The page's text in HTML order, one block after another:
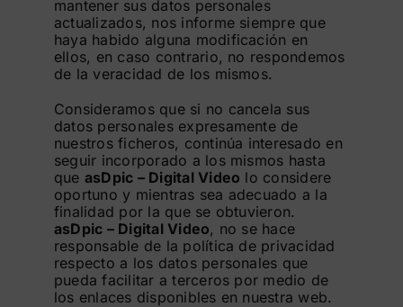
mantener sus datos personales
actualizados, nos informe siempre que
haya habido alguna modificación en
ellos, en caso contrario, no respondemos
de la veracidad de los mismos.
Consideramos que si no cancela sus
datos personales expresamente de
nuestros ficheros, continúa interesado en
seguir incorporado a los mismos hasta
que asDpic – Digital Video lo considere
oportuno y mientras sea adecuado a la
finalidad por la que se obtuvieron.
asDpic – Digital Video, no se hace
responsable de la política de privacidad
respecto a los datos personales que
pueda facilitar a terceros por medio de
los enlaces disponibles en nuestra web.